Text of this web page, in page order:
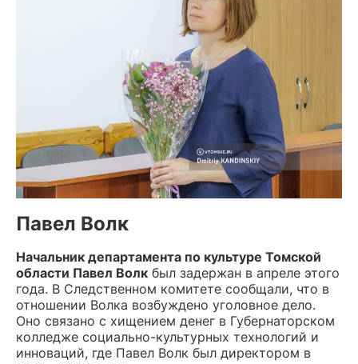
Павел Волк
Начальник департамента по культуре Томской
области Павел Волк был задержан в апреле этого
года. В Следственном комитете сообщали, что в
отношении Волка возбуждено уголовное дело.
Оно связано с хищением денег в Губернаторском
колледже социально-культурных технологий и
инноваций, где Павел Волк был директором в